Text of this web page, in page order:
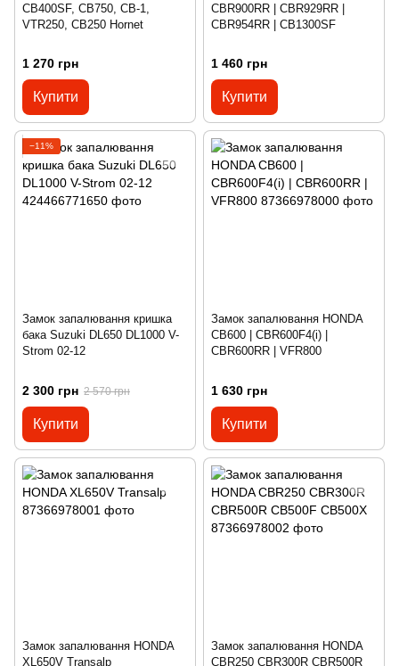
CB400SF, CB750, CB-1,
VTR250, CB250 Hornet
1 270 грн
Купити
CBR900RR | CBR929RR |
CBR954RR | CB1300SF
1 460 грн
Купити
−11%
Замок запалювання кришка
бака Suzuki DL650 DL1000 V-
Strom 02-12
2 300 грн 2 570 грн
Купити
Замок запалювання HONDA
CB600 | CBR600F4(i) |
CBR600RR | VFR800
1 630 грн
Купити
Замок запалювання HONDA
XL650V Transalp
Замок запалювання HONDA
CBR250 CBR300R CBR500R